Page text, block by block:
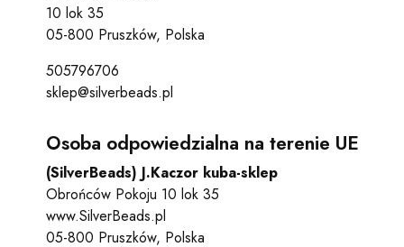
10 lok 35
05-800 Pruszków, Polska
505796706
sklep@silverbeads.pl
Osoba odpowiedzialna na terenie UE
(SilverBeads) J.Kaczor kuba-sklep
Obrońców Pokoju 10 lok 35
www.SilverBeads.pl
05-800 Pruszków, Polska